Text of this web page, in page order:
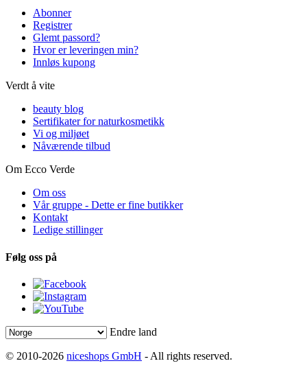
Abonner
Registrer
Glemt passord?
Hvor er leveringen min?
Innløs kupong
Verdt å vite
beauty blog
Sertifikater for naturkosmetikk
Vi og miljøet
Nåværende tilbud
Om Ecco Verde
Om oss
Vår gruppe - Dette er fine butikker
Kontakt
Ledige stillinger
Følg oss på
Endre land
© 2010-2026 niceshops GmbH - All rights reserved.